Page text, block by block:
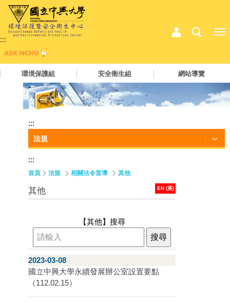
:::
環境保護組 安全衛生組 網站導覽
:::
法規
:::
首頁 法規 相關法令宣導 其他
EN (英)
其他
【其他】 搜尋
2023-03-08
國立中興大學永續發展辦公室設置要點
（112.02.15）